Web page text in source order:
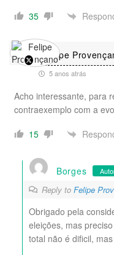
35
Felipe
5 anos atrás
Acho interessante, para
contraexemplo com a
15
Borges
Reply to Felipe
Obrigado pela
eleições, mas
total não é dificil,